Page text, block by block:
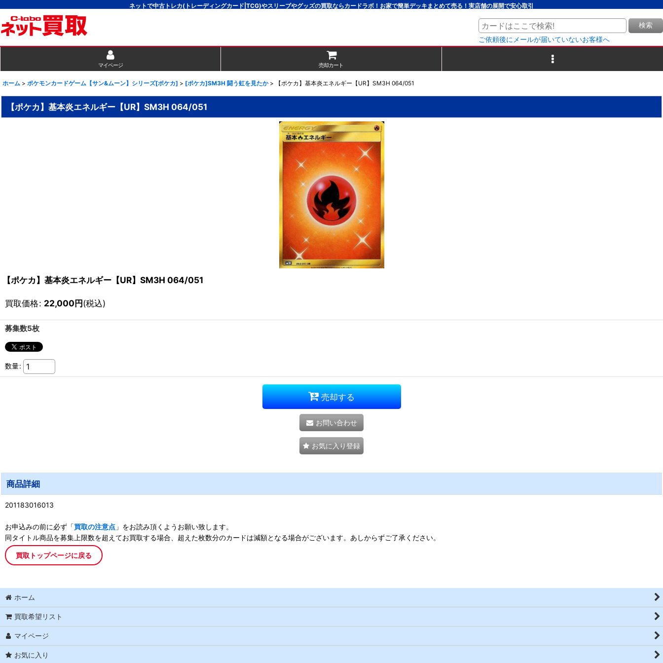
ネットで中古トレカ(トレーディングカード|TCG)やスリーブやグッズの買取ならカードラボ！お家で簡単デッキまとめて売る！実店舗の展開で安心取引
検索
ご依頼後にメールが届いていないお客様へ
マイページ 売却カート
ホーム > ポケモンカードゲーム【サン&ムーン】シリーズ[ポケカ] > [ポケカ]SM3H 闘う虹を見たか > 【ポケカ】基本炎エネルギー【UR】SM3H 064/051
【ポケカ】基本炎エネルギー【UR】SM3H 064/051
【ポケカ】基本炎エネルギー【UR】SM3H 064/051
買取価格: 22,000円(税込)
募集数5枚
数量:
売却する
お問い合わせ
お気に入り登録
商品詳細
201183016013
お申込みの前に必ず「買取の注意点 」をお読み頂くようお願い致します。
同タイトル商品を募集上限数を超えてお買取する場合、超えた枚数分のカードは減額となる場合がございます。あしからずご了承ください。
買取トップページに戻る
ホーム
買取希望リスト
マイページ
お気に入り